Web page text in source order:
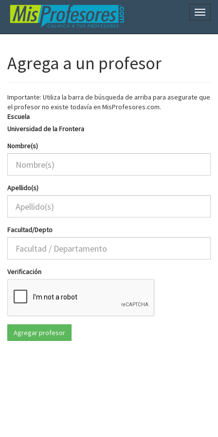
Agrega a un profesor
Importante: Utiliza la barra de búsqueda de arriba para asegurate que
el profesor no existe todavía en MisProfesores.com.
Escuela
Universidad de la Frontera
Nombre(s)
Apellido(s)
Facultad/Depto
Verificación